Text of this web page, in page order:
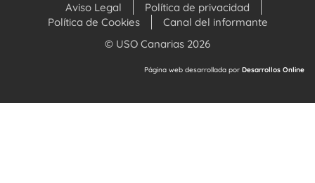
Aviso Legal
Política de privacidad
Política de Cookies
Canal del informante
© USO Canarias 2026
Página web desarrollada por Desarrollos Online